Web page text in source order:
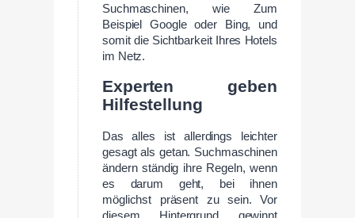
Suchmaschinen, wie Zum
Beispiel Google oder Bing, und
somit die Sichtbarkeit Ihres Hotels
im Netz.
Experten geben
Hilfestellung
Das alles ist allerdings leichter
gesagt als getan. Suchmaschinen
ändern ständig ihre Regeln, wenn
es darum geht, bei ihnen
möglichst präsent zu sein. Vor